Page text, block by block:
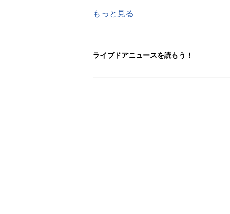
もっと見る
ライブドアニュースを読もう！